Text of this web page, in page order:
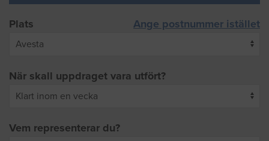
Plats Ange postnummer istället
När skall uppdraget vara utfört?
Vem representerar du?